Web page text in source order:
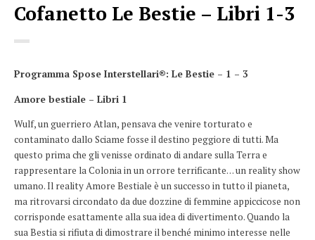
Cofanetto Le Bestie – Libri 1-3
Programma Spose Interstellari®: Le Bestie – 1 – 3
Amore bestiale – Libri 1
Wulf, un guerriero Atlan, pensava che venire torturato e
contaminato dallo Sciame fosse il destino peggiore di tutti. Ma
questo prima che gli venisse ordinato di andare sulla Terra e
rappresentare la Colonia in un orrore terrificante… un reality show
umano. Il reality Amore Bestiale è un successo in tutto il pianeta,
ma ritrovarsi circondato da due dozzine di femmine appiccicose non
corrisponde esattamente alla sua idea di divertimento. Quando la
sua Bestia si rifiuta di dimostrare il benché minimo interesse nelle